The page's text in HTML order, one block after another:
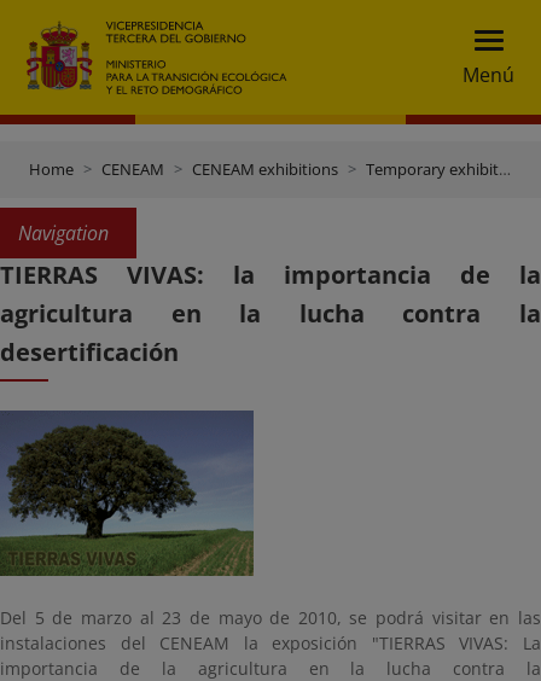
Menú
Home CENEAM CENEAM exhibitions Temporary exhibitions
Navigation
TIERRAS VIVAS: la importancia de la
agricultura en la lucha contra la
desertificación
Del 5 de marzo al 23 de mayo de 2010, se podrá visitar en las
instalaciones del CENEAM la exposición "TIERRAS VIVAS: La
importancia de la agricultura en la lucha contra la